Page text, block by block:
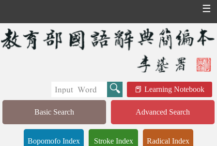
☰
Learning Notebook
Basic Search Advanced Search
Bopomofo Index Stroke Index Radical Index